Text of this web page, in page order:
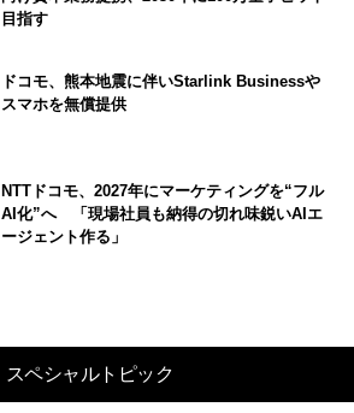
目指す
ドコモ、熊本地震に伴いStarlink Businessや
スマホを無償提供
NTTドコモ、2027年にマーケティングを“フル
AI化”へ 「現場社員も納得の切れ味鋭いAIエ
ージェント作る」
スペシャルトピック